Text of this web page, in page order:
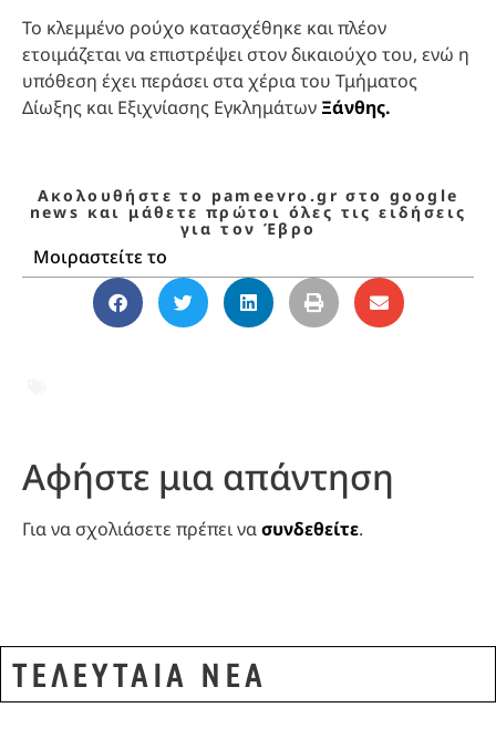
Το κλεμμένο ρούχο κατασχέθηκε και πλέον
ετοιμάζεται να επιστρέψει στον δικαιούχο του, ενώ η
υπόθεση έχει περάσει στα χέρια του Τμήματος
Δίωξης και Εξιχνίασης Εγκλημάτων Ξάνθης.
Ακολουθήστε το pameevro.gr στο google
news και μάθετε πρώτοι όλες τις ειδήσεις
για τον Έβρο
Μοιραστείτε το
Αφήστε μια απάντηση
Για να σχολιάσετε πρέπει νασυνδεθείτε.
ΤΕΛΕΥΤΑΙΑ ΝΕΑ